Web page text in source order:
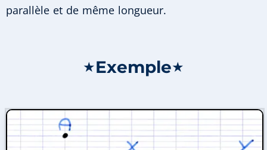
parallèle et de même longueur.
★Exemple★